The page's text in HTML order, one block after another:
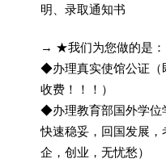
明、录取通知书
→ ★我们为您做的是：
◆办理真实使馆公证（
收费！！！）
◆办理教育部国外学位
快速稳妥，回国发展
企，创业，无忧愁）